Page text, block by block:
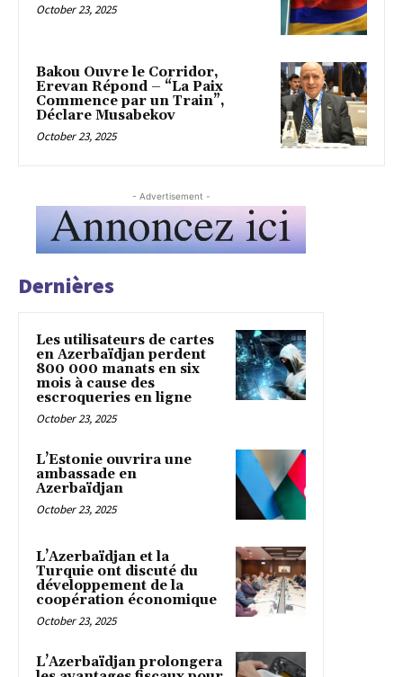
October 23, 2025
Bakou Ouvre le Corridor,
Erevan Répond – “La Paix
Commence par un Train”,
Déclare Musabekov
October 23, 2025
- Advertisement -
Dernières
Les utilisateurs de cartes
en Azerbaïdjan perdent
800 000 manats en six
mois à cause des
escroqueries en ligne
October 23, 2025
L’Estonie ouvrira une
ambassade en
Azerbaïdjan
October 23, 2025
L’Azerbaïdjan et la
Turquie ont discuté du
développement de la
coopération économique
October 23, 2025
L’Azerbaïdjan prolongera